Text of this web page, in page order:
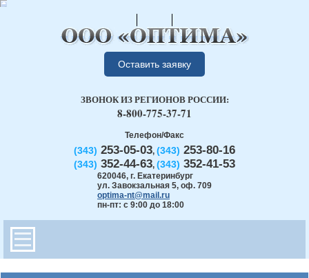
Оставить заявку
Телефон/Факс
(343) 253-05-03, (343) 253-80-16
(343) 352-44-63, (343) 352-41-53
620046, г. Екатеринбург
ул. Завокзальная 5, оф. 709
optima-nt@mail.ru
пн-пт: с 9:00 до 18:00
ЗВОНОК ИЗ РЕГИОНОВ РОССИИ:
8-800-775-37-71